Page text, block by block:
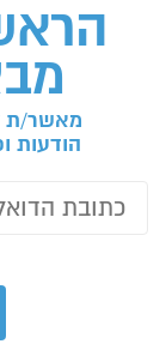
מאשר/ת
הודעות